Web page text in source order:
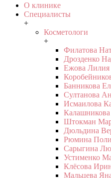
О клинике
Специалисты
+
Косметологи
+
Филатова
Дрозденко
Ежова
Банникова
Султанова
Исмаилова
Штокман
Дюльдина
Рюмина
Сарыгина
Устименко
Клёсова
Мальцева